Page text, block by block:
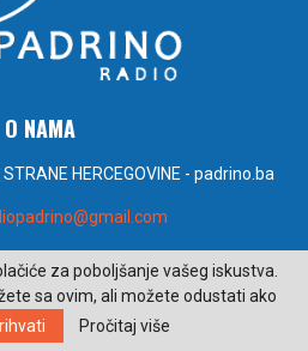
O NAMA
HERCEGOVINE - padrino.ba
NAS
za poboljšanje vašeg iskustva.
sa ovim, ali možete odustati ako
Pročitaj više